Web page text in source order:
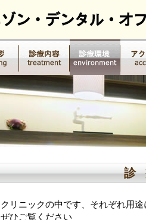
クリニックの中です、それぞれ用
ぜひご覧ください